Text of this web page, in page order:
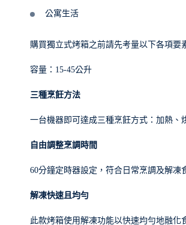
公寓生活
購買獨立式烤箱之前請先考量以下各項要
容量：15-45公升
三種烹飪方法
一台機器即可達成三種烹飪方式：加熱、
自由調整烹調時間
60分鐘定時器設定，符合日常烹調及解凍
解凍快速且均勻
此款烤箱使用解凍功能以快速均勻地融化